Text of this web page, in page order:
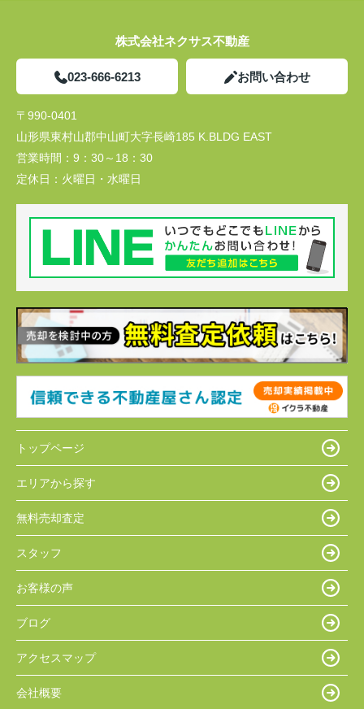
株式会社ネクサス不動産
023-666-6213 お問い合わせ
〒990-0401
山形県東村山郡中山町大字長崎185 K.BLDG EAST
営業時間： 9：30～18：30
定休日： 火曜日・水曜日
トップページ
エリアから探す
無料売却査定
スタッフ
お客様の声
ブログ
アクセスマップ
会社概要